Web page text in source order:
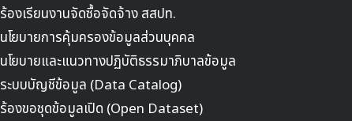
ร้องเรียนงานจัดซื้อจัดจ้าง สสปท.
นโยบายการคุ้มครองข้อมูลส่วนบุคคล
นโยบายและแนวทางปฏิบัติธรรมาภิบาลข้อมูล
ระบบบัญชีข้อมูล (Data Catalog)
ร้องขอชุดข้อมูลเปิด (Open Dataset)